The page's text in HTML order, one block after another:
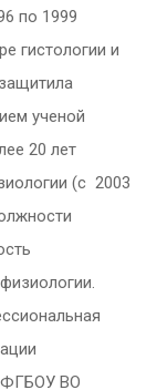
по 1999
гистологии и
ученой
20 лет
(с 2003
ФГБОУ ВО